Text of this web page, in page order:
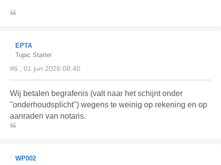
EPTA
Topic Starter
#6 , 01 jun 2026 08:40
Wij betalen begrafenis (valt naar het schijnt onder
"onderhoudsplicht") wegens te weinig op rekening en op
aanraden van notaris.
WP002